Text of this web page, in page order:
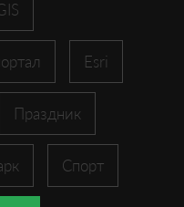
Esri
Праздник
Спорт